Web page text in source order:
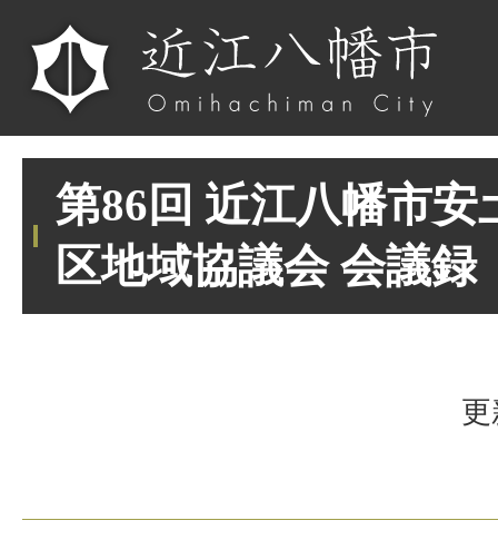
第86回 近江八幡市安
区地域協議会 会議録